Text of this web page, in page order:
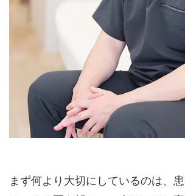
まず何より大切にしているのは、